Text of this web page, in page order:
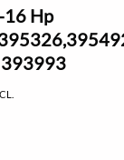
16 Hp